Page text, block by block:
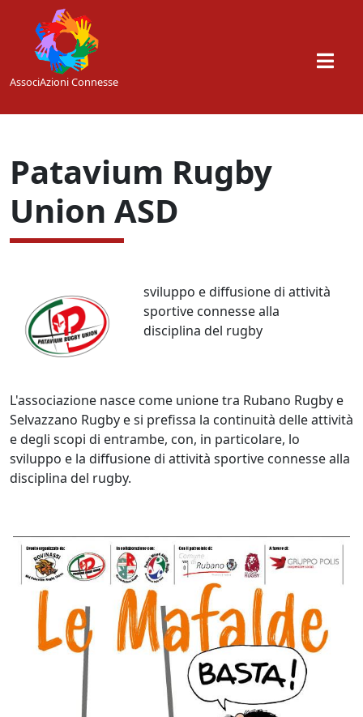
Skip to main content
AssociAzioni Connesse
Patavium Rugby
Union ASD
sviluppo e diffusione di attività
sportive connesse alla
disciplina del rugby
L'associazione nasce come unione tra Rubano Rugby e
Selvazzano Rugby e si prefissa la continuità delle attività
e degli scopi di entrambe, con, in particolare, lo
sviluppo e la diffusione di attività sportive connesse alla
disciplina del rugby.